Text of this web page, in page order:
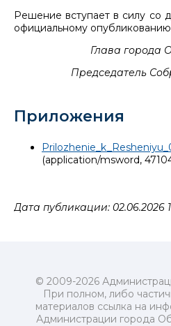
Решение вступает в силу со
официальному
Глава города
Председатель
Приложения
(application/msword,
Дата публикации: 02.06.2026
© 2009-2026
При полном, либо
материалов ссылка на
Администрации города